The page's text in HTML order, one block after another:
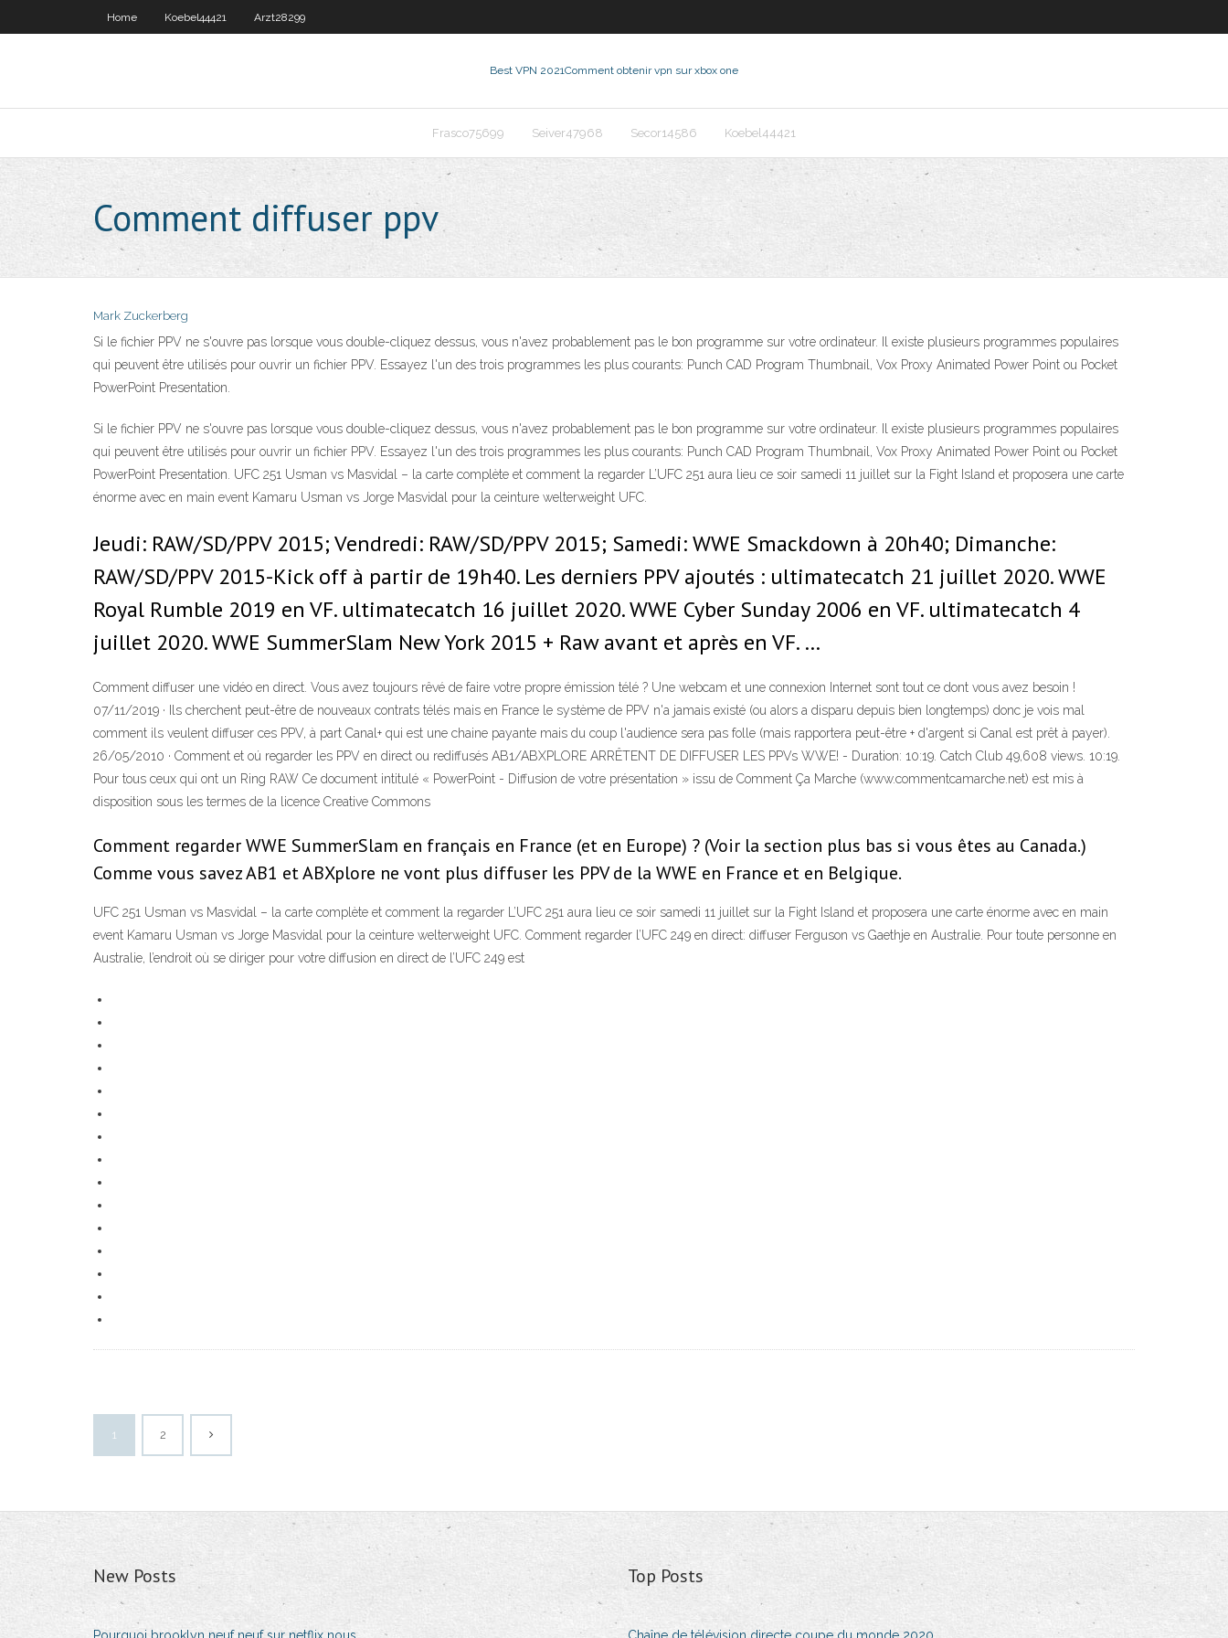
Home Koebel44421 Arzt28299
Best VPN 2021Comment obtenir vpn sur xbox one
Frasco75699 Seiver47968 Secor14586 Koebel44421
Comment diffuser ppv
Mark Zuckerberg
Si le fichier PPV ne s'ouvre pas lorsque vous double-cliquez dessus, vous n'avez probablement pas le bon programme sur votre ordinateur. Il existe plusieurs programmes populaires
qui peuvent être utilisés pour ouvrir un fichier PPV. Essayez l'un des trois programmes les plus courants: Punch CAD Program Thumbnail, Vox Proxy Animated Power Point ou Pocket
PowerPoint Presentation.
Si le fichier PPV ne s'ouvre pas lorsque vous double-cliquez dessus, vous n'avez probablement pas le bon programme sur votre ordinateur. Il existe plusieurs programmes populaires
qui peuvent être utilisés pour ouvrir un fichier PPV. Essayez l'un des trois programmes les plus courants: Punch CAD Program Thumbnail, Vox Proxy Animated Power Point ou Pocket
PowerPoint Presentation. UFC 251 Usman vs Masvidal – la carte complète et comment la regarder L’UFC 251 aura lieu ce soir samedi 11 juillet sur la Fight Island et proposera une carte
énorme avec en main event Kamaru Usman vs Jorge Masvidal pour la ceinture welterweight UFC.
Jeudi: RAW/SD/PPV 2015; Vendredi: RAW/SD/PPV 2015; Samedi: WWE Smackdown à 20h40; Dimanche:
RAW/SD/PPV 2015-Kick off à partir de 19h40. Les derniers PPV ajoutés : ultimatecatch 21 juillet 2020. WWE
Royal Rumble 2019 en VF. ultimatecatch 16 juillet 2020. WWE Cyber Sunday 2006 en VF. ultimatecatch 4
juillet 2020. WWE SummerSlam New York 2015 + Raw avant et après en VF. …
Comment diffuser une vidéo en direct. Vous avez toujours rêvé de faire votre propre émission télé ? Une webcam et une connexion Internet sont tout ce dont vous avez besoin !
07/11/2019 · Ils cherchent peut-être de nouveaux contrats télés mais en France le système de PPV n'a jamais existé (ou alors a disparu depuis bien longtemps) donc je vois mal
comment ils veulent diffuser ces PPV, à part Canal+ qui est une chaine payante mais du coup l'audience sera pas folle (mais rapportera peut-être + d'argent si Canal est prêt à payer).
26/05/2010 · Comment et oú regarder les PPV en direct ou rediffusés AB1/ABXPLORE ARRÊTENT DE DIFFUSER LES PPVs WWE! - Duration: 10:19. Catch Club 49,608 views. 10:19.
Pour tous ceux qui ont un Ring RAW Ce document intitulé « PowerPoint - Diffusion de votre présentation » issu de Comment Ça Marche (www.commentcamarche.net) est mis à
disposition sous les termes de la licence Creative Commons
Comment regarder WWE SummerSlam en français en France (et en Europe) ? (Voir la section plus bas si vous êtes au Canada.)
Comme vous savez AB1 et ABXplore ne vont plus diffuser les PPV de la WWE en France et en Belgique.
UFC 251 Usman vs Masvidal – la carte complète et comment la regarder L’UFC 251 aura lieu ce soir samedi 11 juillet sur la Fight Island et proposera une carte énorme avec en main
event Kamaru Usman vs Jorge Masvidal pour la ceinture welterweight UFC. Comment regarder l’UFC 249 en direct: diffuser Ferguson vs Gaethje en Australie. Pour toute personne en
Australie, l’endroit où se diriger pour votre diffusion en direct de l’UFC 249 est
1 2
New Posts Top Posts